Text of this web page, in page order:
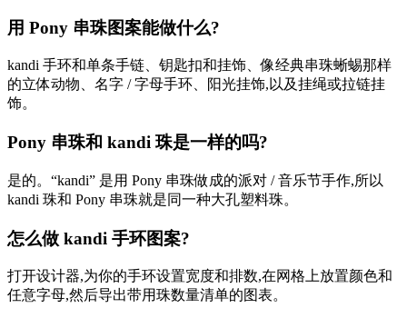
用 Pony 串珠图案能做什么?
kandi 手环和单条手链、钥匙扣和挂饰、像经典串珠蜥蜴那样
的立体动物、名字 / 字母手环、阳光挂饰,以及挂绳或拉链挂
饰。
Pony 串珠和 kandi 珠是一样的吗?
是的。“kandi” 是用 Pony 串珠做成的派对 / 音乐节手作,所以
kandi 珠和 Pony 串珠就是同一种大孔塑料珠。
怎么做 kandi 手环图案?
打开设计器,为你的手环设置宽度和排数,在网格上放置颜色和
任意字母,然后导出带用珠数量清单的图表。